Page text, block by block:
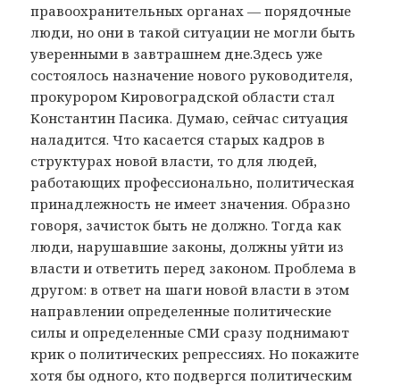
правоохранительных органах — порядочные
люди, но они в такой ситуации не могли быть
уверенными в завтрашнем дне.Здесь уже
состоялось назначение нового руководителя,
прокурором Кировоградской области стал
Константин Пасика. Думаю, сейчас ситуация
наладится. Что касается старых кадров в
структурах новой власти, то для людей,
работающих профессионально, политическая
принадлежность не имеет значения. Образно
говоря, зачисток быть не должно. Тогда как
люди, нарушавшие законы, должны уйти из
власти и ответить перед законом. Проблема в
другом: в ответ на шаги новой власти в этом
направлении определенные политические
силы и определенные СМИ сразу поднимают
крик о политических репрессиях. Но покажите
хотя бы одного, кто подвергся политическим